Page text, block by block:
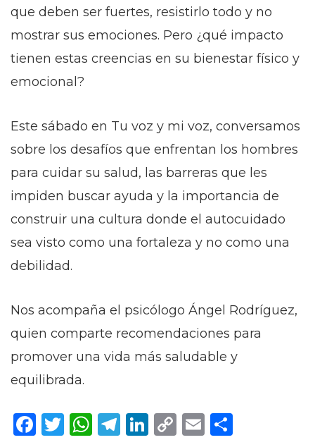
que deben ser fuertes, resistirlo todo y no
mostrar sus emociones. Pero ¿qué impacto
tienen estas creencias en su bienestar físico y
emocional?
Este sábado en Tu voz y mi voz, conversamos
sobre los desafíos que enfrentan los hombres
para cuidar su salud, las barreras que les
impiden buscar ayuda y la importancia de
construir una cultura donde el autocuidado
sea visto como una fortaleza y no como una
debilidad.
Nos acompaña el psicólogo Ángel Rodríguez,
quien comparte recomendaciones para
promover una vida más saludable y
equilibrada.
Facebook
Twitter
WhatsApp
Telegram
LinkedIn
CopyEmail